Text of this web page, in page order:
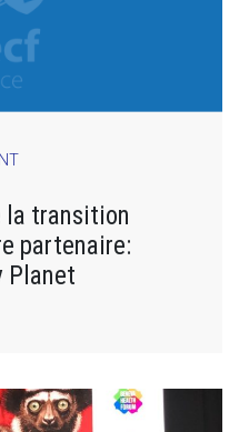
la transition
partenaire:
Planet